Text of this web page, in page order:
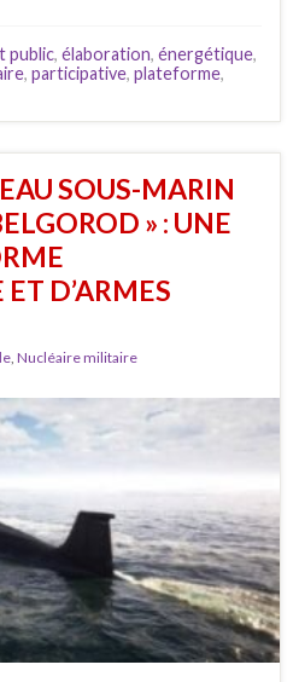
public, élaboration, énergétique,
, participative, plateforme,
SOUS-MARIN
» : UNE
D’ARMES
Nucléaire militaire